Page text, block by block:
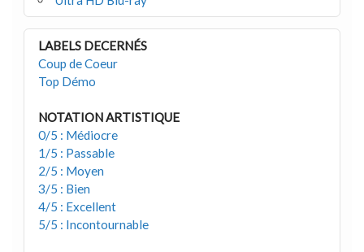
LABELS DECERNÉS
Coup de Coeur
Top Démo
NOTATION ARTISTIQUE
0/5 : Médiocre
1/5 : Passable
2/5 : Moyen
3/5 : Bien
4/5 : Excellent
5/5 : Incontournable